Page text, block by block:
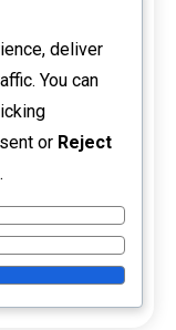
Dinámicas de
de los jugadores
Influencia en
Exploración
deliver
You can
or Reject